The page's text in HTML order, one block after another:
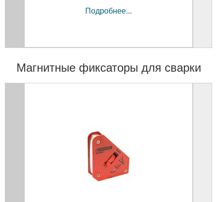
Подробнее...
Магнитные фиксаторы для сварки